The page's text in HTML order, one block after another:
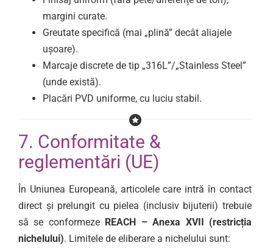
margini curate.
Greutate specifică (mai „plină” decât aliajele
ușoare).
Marcaje discrete de tip „316L”/„Stainless Steel”
(unde există).
Placări PVD uniforme, cu luciu stabil.
7. Conformitate &
reglementări (UE)
În Uniunea Europeană, articolele care intră în contact
direct și prelungit cu pielea (inclusiv bijuterii) trebuie
să se conformeze REACH – Anexa XVII (restricția
nichelului). Limitele de eliberare a nichelului sunt: